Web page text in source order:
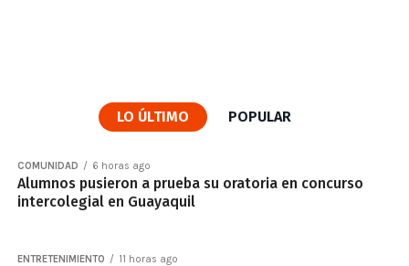
LO ÚLTIMO POPULAR
COMUNIDAD 6 horas ago
Alumnos pusieron a prueba su oratoria en concurso
intercolegial en Guayaquil
ENTRETENIMIENTO 11 horas ago